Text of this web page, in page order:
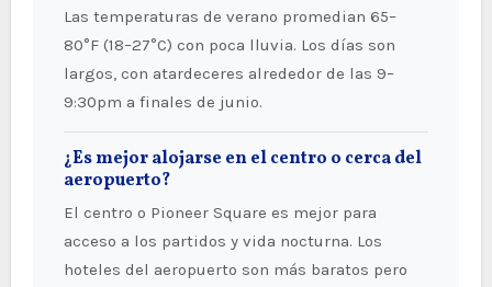
Las temperaturas de verano promedian 65–
80°F (18–27°C) con poca lluvia. Los días son
largos, con atardeceres alrededor de las 9–
9:30pm a finales de junio.
¿Es mejor alojarse en el centro o cerca del
aeropuerto?
El centro o Pioneer Square es mejor para
acceso a los partidos y vida nocturna. Los
hoteles del aeropuerto son más baratos pero